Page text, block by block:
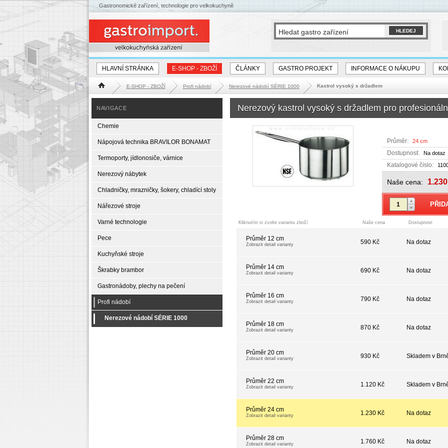
HLAVNÍ STRÁNKA E-SHOP - ZBOŽÍ ČLÁNKY GASTRO PROJEKT INFORMACE O NÁKUPU
Hlavní stránka E-SHOP - ZBOŽÍ Profi nádobí Nerezové nádobí SÉRIE 1000 Kastrol vysoký s držadlem
Nerezový kastrol vysoký s držadlem pro
Průměr: 24 cm
Dostupnost: Na dotaz
Katalogové číslo:
Naše cena: 1.230
Kliknutím si zvolte variantu zboží Naše cena Dostupnost
Průměr 12 cm
Zobrazit detail varianty 590 Kč Na dotaz
Průměr 14 cm
Zobrazit detail varianty 690 Kč Na dotaz
Průměr 16 cm
Zobrazit detail varianty 790 Kč Na dotaz
Průměr 18 cm
Zobrazit detail varianty 870 Kč Na dotaz
Průměr 20 cm
Zobrazit detail varianty 930 Kč Skladem v
Průměr 22 cm
Zobrazit detail varianty 1.120 Kč Skladem v
Průměr 24 cm
Zobrazit detail varianty 1.230 Kč Na dotaz
Průměr 28 cm
Zobrazit detail varianty 1.760 Kč Na dotaz
NAVIGACE
Chemie
Nápojová technika BRAVILOR BONAMAT
Termoporty, jídlonosiče, várnice
Nerezový nábytek
Chladničky, mrazničky, šokery, chladící stoly
Nářezové stroje
Varné technologie
Pece
Kuchyňské stroje
Škrabky brambor
Gastronádoby, plechy na pečení
Profi nádobí
Nerezové nádobí SÉRIE 1000
Gastronomické zařízení, technologie pro velkokuchyně